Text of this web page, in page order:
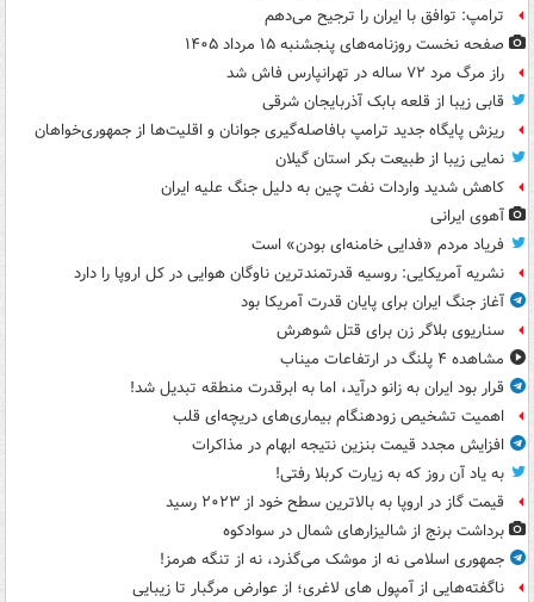
ترامپ: توافق با ایران را ترجیح می‌دهم
صفحه نخست روزنامه‌های پنجشنبه ۱۵ مرداد ۱۴۰۵
راز مرگ مرد ۷۲ ساله در تهرانپارس فاش شد
قابی زیبا از قلعه بابک آذربایجان شرقی
ریزش پایگاه جدید ترامپ بافاصله‌گیری جوانان و اقلیت‌ها از جمهوری‌خواهان
نمایی زیبا از طبیعت بکر استان گیلان
کاهش شدید واردات نفت چین به دلیل جنگ علیه ایران
آهوی ایرانی
فریاد مردم «فدایی خامنه‌ای بودن» است
نشریه آمریکایی: روسیه قدرتمندترین ناوگان هوایی در کل اروپا را دارد
آغاز جنگ ایران برای پایان قدرت آمریکا بود
سناریوی بلاگر زن برای قتل شوهرش
مشاهده ۴ پلنگ در ارتفاعات میناب
قرار بود ایران به زانو درآید، اما به ابرقدرت منطقه تبدیل شد!
اهمیت تشخیص زودهنگام بیماری‌های دریچه‌ای قلب
افزایش مجدد قیمت بنزین نتیجه ابهام در مذاکرات
به یاد آن روز که به زیارت کربلا رفتی!
قیمت گاز در اروپا به بالاترین سطح خود از ۲۰۲۳ رسید
برداشت برنج از شالیزارهای شمال در سوادکوه
جمهوری اسلامی نه از موشک می‌گذرد، نه از تنگه هرمز!
ناگفته‌هایی از آمپول های لاغری؛ از عوارض مرگبار تا زیبایی